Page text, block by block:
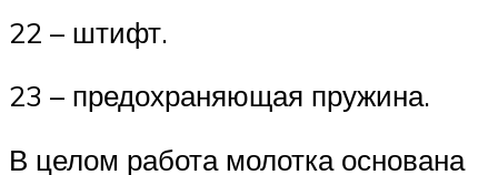
22 – штифт.
23 – предохраняющая пружина.
В целом работа молотка основана